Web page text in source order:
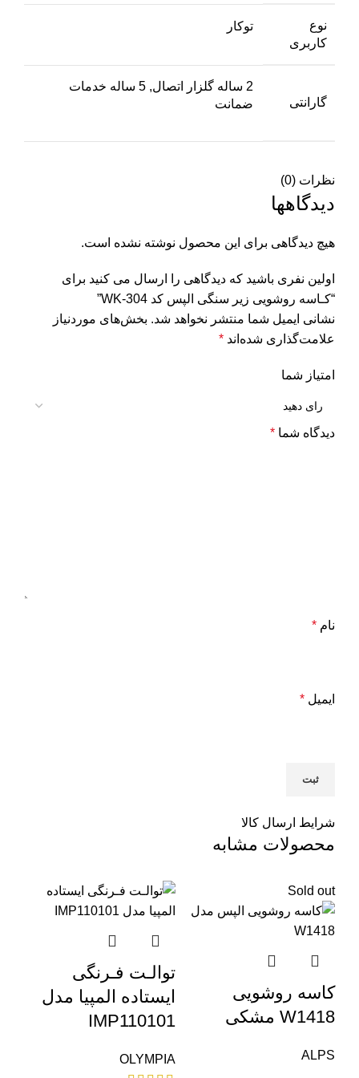
نوع
کاربری
توکار
گارانتی
2 ساله گلزار اتصال, 5 ساله خدمات
ضمانت
نظرات (0)
دیدگاهها
هیچ دیدگاهی برای این محصول نوشته نشده است.
اولین نفری باشید که دیدگاهی را ارسال می کنید برای
“کـاسه روشویی زیر سنگی الپس کد WK-304”
نشانی ایمیل شما منتشر نخواهد شد. بخش‌های موردنیاز
علامت‌گذاری شده‌اند *
امتیاز شما
دیدگاه شما *
نام *
ایمیل *
شرایط ارسال کالا
محصولات مشابه
Sold out
کاسه روشویی
W1418 مشکی
ALPS
توالـت فـرنگی
ایستاده المپیا مدل
IMP110101
OLYMPIA